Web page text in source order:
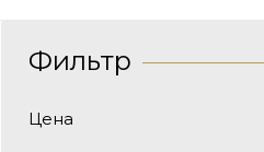
Фильтр
Цена